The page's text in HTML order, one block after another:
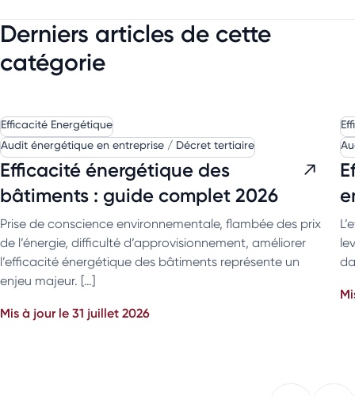
Derniers articles de cette
catégorie
Efficacité Energétique
Audit énergétique en entreprise / Décret tertiaire
Efficacité énergétique des
bâtiments : guide complet 2026
Prise de conscience environnementale, flambée des prix
de l’énergie, difficulté d’approvisionnement, améliorer
l’efficacité énergétique des bâtiments représente un
enjeu majeur. […]
Mis à jour le 31 juillet 2026